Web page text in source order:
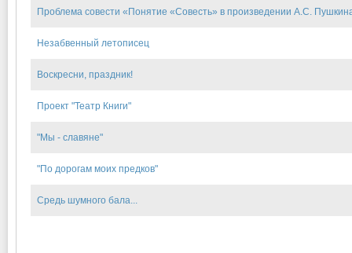
Проблема совести «Понятие «Совесть» в произведении А.С.
Незабвенный летописец
Воскресни, праздник!
Проект "Театр Книги"
"Мы - славяне"
"По дорогам моих предков"
Средь шумного бала...